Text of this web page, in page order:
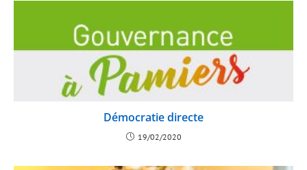
Démocratie directe
19/02/2020